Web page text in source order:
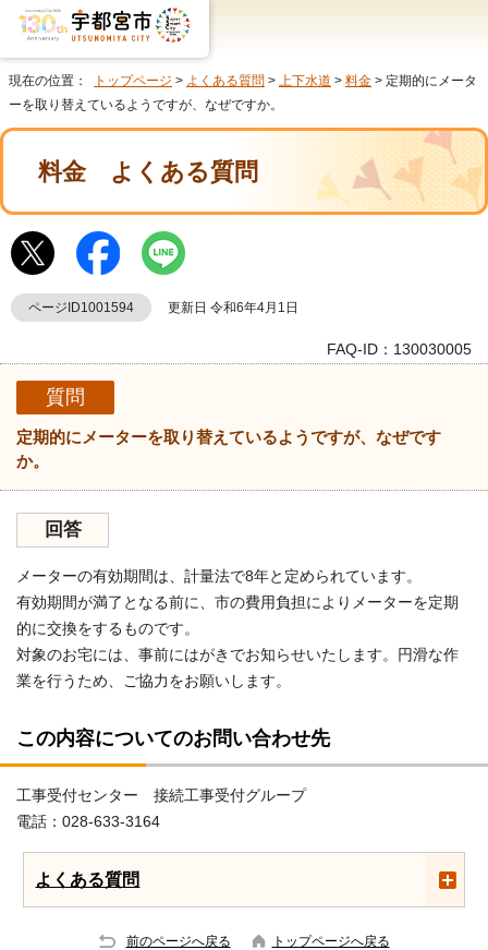
現在の位置： トップページ > よくある質問 > 上下水道 > 料金 > 定期的にメータ
ーを取り替えているようですが、なぜですか。
料金よくある質問
ページID1001594 更新日 令和6年4月1日
FAQ-ID：130030005
質問
定期的にメーターを取り替えているようですが、なぜです
か。
回答
メーターの有効期間は、計量法で8年と定められています。
有効期間が満了となる前に、市の費用負担によりメーターを定期
的に交換をするものです。
対象のお宅には、事前にはがきでお知らせいたします。円滑な作
業を行うため、ご協力をお願いします。
この内容についてのお問い合わせ先
工事受付センター 接続工事受付グループ
電話：028-633-3164
よくある質問
前のページへ戻る トップページへ戻る